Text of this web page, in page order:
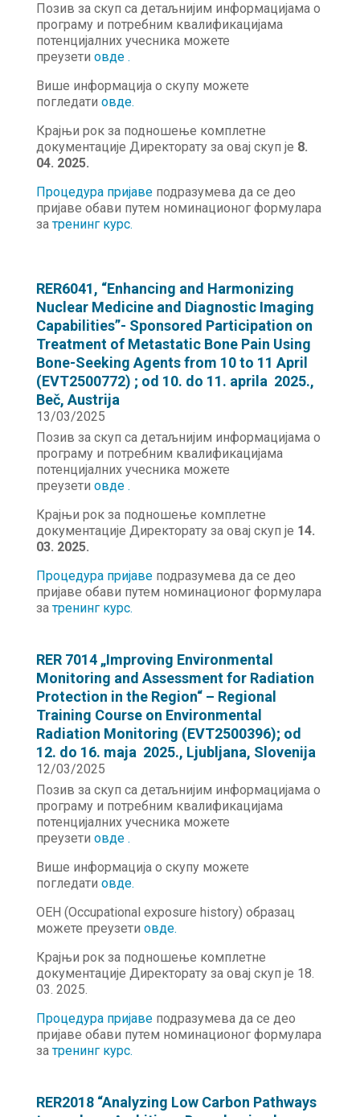
Позив за скуп са детаљнијим информацијама о
програму и потребним квалификацијама
потенцијалних учесника можете
преузети овде .
Више информација о скупу можете
погледати овде.
Крајњи рок за подношење комплетне
документације Директорату за овај скуп је 8.
04. 2025.
Процедура пријавеподразумева да се део
пријаве обави путем номинационог формулара
затренинг курс.
RER6041, “Enhancing and Harmonizing
Nuclear Medicine and Diagnostic Imaging
Capabilities”- Sponsored Participation on
Treatment of Metastatic Bone Pain Using
Bone-Seeking Agents from 10 to 11 April
(EVT2500772) ; od 10. do 11. aprila 2025.,
Beč, Austrija
13/03/2025
Позив за скуп са детаљнијим информацијама о
програму и потребним квалификацијама
потенцијалних учесника можете
преузети овде .
Крајњи рок за подношење комплетне
документације Директорату за овај скуп је 14.
03. 2025.
Процедура пријавеподразумева да се део
пријаве обави путем номинационог формулара
затренинг курс.
RER 7014 „Improving Environmental
Monitoring and Assessment for Radiation
Protection in the Region“ – Regional
Training Course on Environmental
Radiation Monitoring (EVT2500396); od
12. do 16. maja 2025., Ljubljana, Slovenija
12/03/2025
Позив за скуп са детаљнијим информацијама о
програму и потребним квалификацијама
потенцијалних учесника можете
преузети овде .
Више информација о скупу можете
погледати овде.
OEH (Occupational exposure history) образац
можете преузети овде.
Крајњи рок за подношење комплетне
документације Директорату за овај скуп је 18.
03. 2025.
Процедура пријавеподразумева да се део
пријаве обави путем номинационог формулара
затренинг курс.
RER2018 “Analyzing Low Carbon Pathways